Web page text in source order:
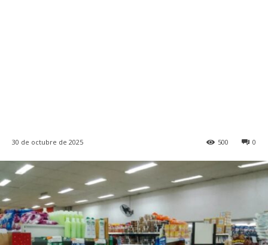
30 de octubre de 2025 0
500